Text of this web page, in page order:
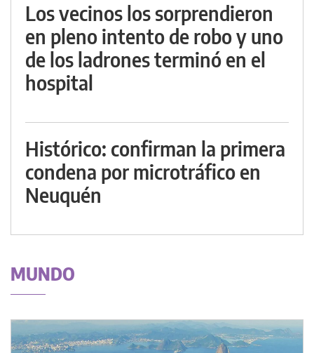
Los vecinos los sorprendieron
en pleno intento de robo y uno
de los ladrones terminó en el
hospital
Histórico: confirman la primera
condena por microtráfico en
Neuquén
MUNDO